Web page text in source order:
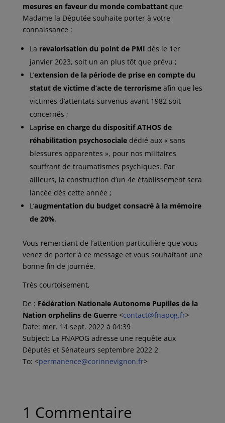
mesures en faveur du monde combattantque
Madame la Députée souhaite porter à votre
connaissance :
La revalorisation du point de PMI dès le 1er
janvier 2023, soit un an plus tôt que prévu ;
L’extension de la période de prise en compte du
statut de victime d’acte de terrorisme afin que les
victimes d’attentats survenus avant 1982 soit
concernés ;
Laprise en charge du dispositif ATHOS de
réhabilitation psychosocialedédié aux « sans
blessures apparentes », pour nos militaires
souffrant de traumatismes psychiques. Par
ailleurs, la construction d’un 4e établissement sera
lancée dès cette année ;
L’augmentation du budget consacré à la mémoire
de 20%.
Vous remerciant de l’attention particulière que vous
venez de porter à ce message et vous souhaitant une
bonne fin de journée,
Très courtoisement,
De : Fédération Nationale Autonome Pupilles de la
Nation orphelins de Guerre<contact@fnapog.fr>
Date: mer. 14 sept. 2022 à 04:39
Subject: La FNAPOG adresse une requête aux
Députés et Sénateurs septembre 2022 2
To: <permanence@corinnevignon.fr>
1 Commentaire